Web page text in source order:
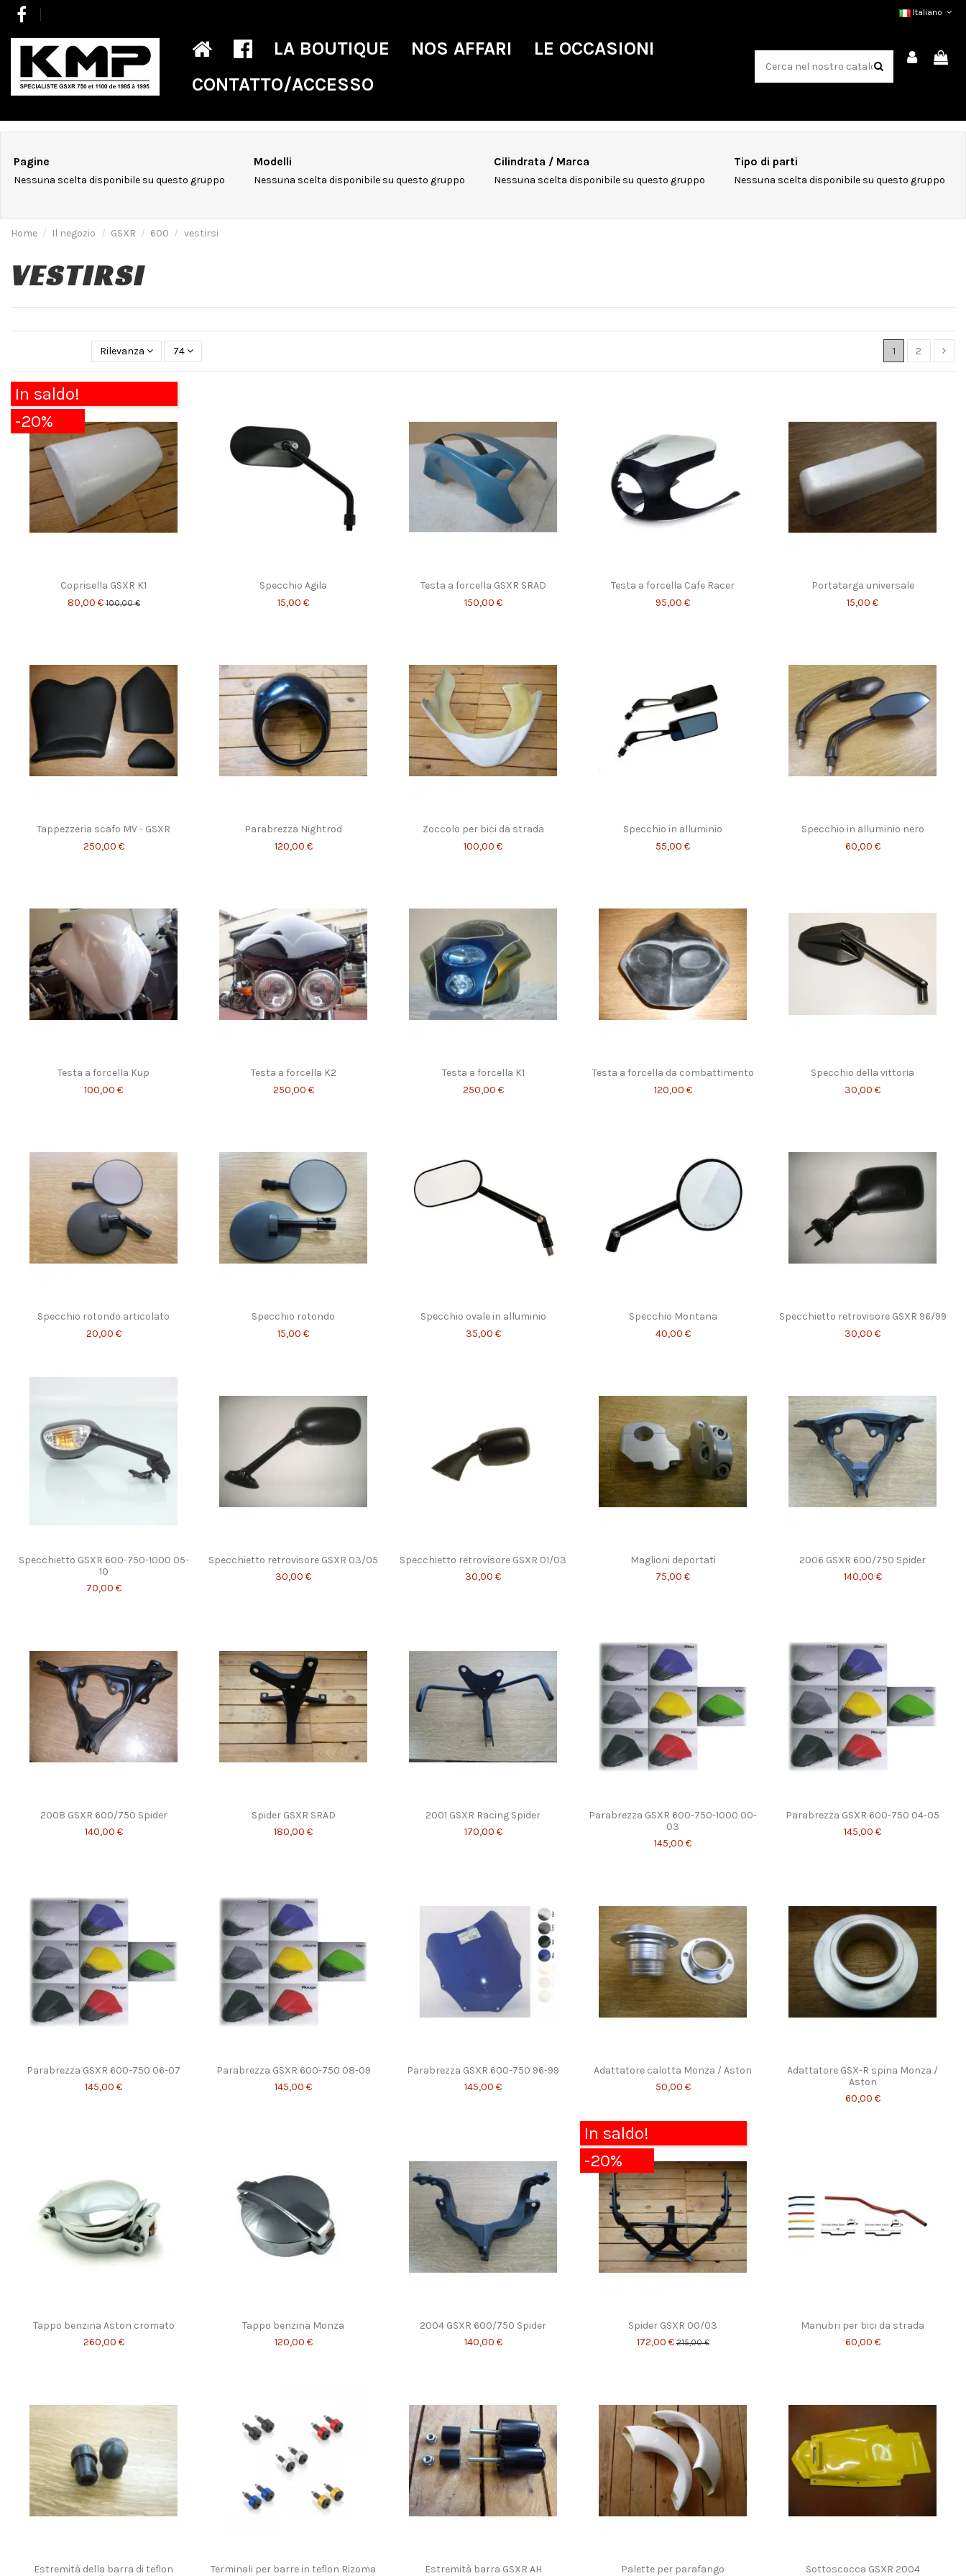
Italiano
LA BOUTIQUE NOS AFFARI
LE OCCASIONI
CONTATTO/ACCESSO
Pagine
Nessuna scelta disponibile su questo gruppo
Modelli
Nessuna scelta disponibile su questo gruppo
Cilindrata / Marca
Nessuna scelta disponibile su questo gruppo
Tipo di parti
Nessuna scelta disponibile su questo gruppo
Home Il negozio GSXR 600 vestirsi
VESTIRSI
Rilevanza 74 1 2
In saldo!
-20%
Coprisella GSXR K1
80,00 €100,00 €
Specchio Agila
15,00 €
Testa a forcella GSXR SRAD
150,00 €
Testa a forcella Cafe Racer
95,00 €
Portatarga universale
15,00 €
Tappezzeria scafo MV - GSXR
250,00 €
Parabrezza Nightrod
120,00 €
Zoccolo per bici da strada
100,00 €
Specchio in alluminio
55,00 €
Specchio in alluminio nero
60,00 €
Testa a forcella Kup
100,00 €
Testa a forcella K2
250,00 €
Testa a forcella K1
250,00 €
Testa a forcella da combattimento
120,00 €
Specchio della vittoria
30,00 €
Specchio rotondo articolato
20,00 €
Specchio rotondo
15,00 €
Specchio ovale in alluminio
35,00 €
Specchio Montana
40,00 €
Specchietto retrovisore GSXR 96/99
30,00 €
Specchietto GSXR 600-750-1000 05-
10
70,00 €
Specchietto retrovisore GSXR 03/05
30,00 €
Specchietto retrovisore GSXR 01/03
30,00 €
Maglioni deportati
75,00 €
2006 GSXR 600/750 Spider
140,00 €
2008 GSXR 600/750 Spider
140,00 €
Spider GSXR SRAD
180,00 €
2001 GSXR Racing Spider
170,00 €
Parabrezza GSXR 600-750-1000 00-
03
145,00 €
Parabrezza GSXR 600-750 04-05
145,00 €
Parabrezza GSXR 600-750 06-07
145,00 €
Parabrezza GSXR 600-750 08-09
145,00 €
Parabrezza GSXR 600-750 96-99
145,00 €
Adattatore calotta Monza / Aston
50,00 €
Adattatore GSX-R spina Monza /
Aston
60,00 €
Tappo benzina Aston cromato
260,00 €
Tappo benzina Monza
120,00 €
2004 GSXR 600/750 Spider
140,00 €
In saldo!
-20%
Spider GSXR 00/03
172,00 €215,00 €
Manubri per bici da strada
60,00 €
Estremità della barra di teflon Terminali per barre in teflon Rizoma Estremità barra GSXR AH Palette per parafango Sottoscocca GSXR 2004